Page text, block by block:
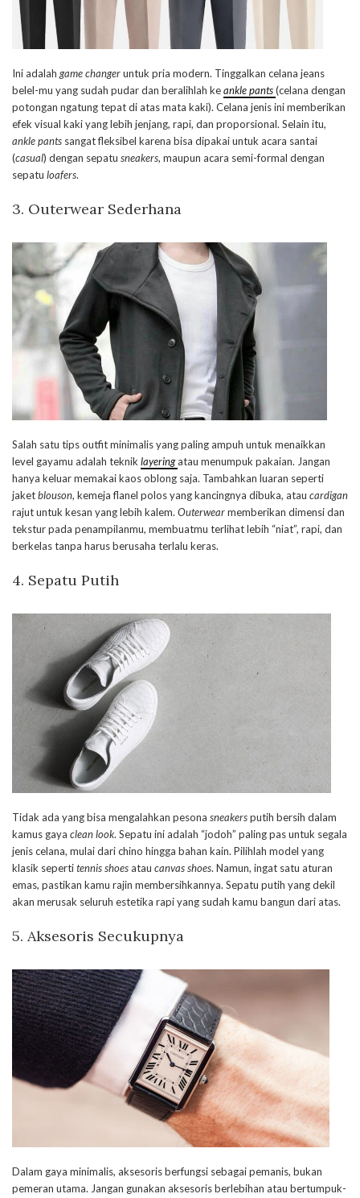
Ini adalahgame changeruntuk pria modern. Tinggalkan celana jeans
belel-mu yang sudah pudar dan beralihlah keankle pants(celana dengan
potongan ngatung tepat di atas mata kaki). Celana jenis ini memberikan
efek visual kaki yang lebih jenjang, rapi, dan proporsional. Selain itu,
ankle pants sangat fleksibel karena bisa dipakai untuk acara santai
(casual) dengan sepatu sneakers, maupun acara semi-formal dengan
sepatu loafers.
3. Outerwear Sederhana
Salah satu tips outfit minimalis yang paling ampuh untuk menaikkan
level gayamu adalah teknik layeringatau menumpuk pakaian. Jangan
hanya keluar memakai kaos oblong saja. Tambahkan luaran seperti
jaketblouson, kemeja flanel polos yang kancingnya dibuka, atau cardigan
rajut untuk kesan yang lebih kalem. Outerwearmemberikan dimensi dan
tekstur pada penampilanmu, membuatmu terlihat lebih “niat”, rapi, dan
berkelas tanpa harus berusaha terlalu keras.
4. Sepatu Putih
Tidak ada yang bisa mengalahkan pesona sneakersputih bersih dalam
kamus gaya clean look. Sepatu ini adalah “jodoh” paling pas untuk segala
jenis celana, mulai dari chino hingga bahan kain. Pilihlah model yang
klasik sepertitennis shoesatau canvas shoes. Namun, ingat satu aturan
emas, pastikan kamu rajin membersihkannya. Sepatu putih yang dekil
akan merusak seluruh estetika rapi yang sudah kamu bangun dari atas.
5. Aksesoris Secukupnya
Dalam gaya minimalis, aksesoris berfungsi sebagai pemanis, bukan
pemeran utama. Jangan gunakan aksesoris berlebihan atau bertumpuk-